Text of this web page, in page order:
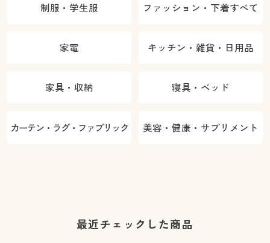
制服・学生服 ファッション・下着すべて
家電 キッチン・雑貨・日用品
家具・収納 寝具・ベッド
カーテン・ラグ・ファブリック 美容・健康・サプリメント
最近チェックした商品